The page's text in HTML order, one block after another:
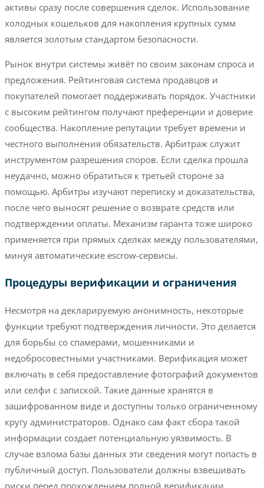
активы сразу после совершения сделок. Использование
холодных кошельков для накопления крупных сумм
является золотым стандартом безопасности.
Рынок внутри системы живёт по своим законам спроса и
предложения. Рейтинговая система продавцов и
покупателей помогает поддерживать порядок. Участники
с высоким рейтингом получают преференции и доверие
сообщества. Накопление репутации требует времени и
честного выполнения обязательств. Арбитраж служит
инструментом разрешения споров. Если сделка прошла
неудачно, можно обратиться к третьей стороне за
помощью. Арбитры изучают переписку и доказательства,
после чего выносят решение о возврате средств или
подтверждении оплаты. Механизм гаранта тоже широко
применяется при прямых сделках между пользователями,
минуя автоматические escrow-сервисы.
Процедуры верификации и ограничения
Несмотря на декларируемую анонимность, некоторые
функции требуют подтверждения личности. Это делается
для борьбы со спамерами, мошенниками и
недобросовестными участниками. Верификация может
включать в себя предоставление фотографий документов
или селфи с запиской. Такие данные хранятся в
зашифрованном виде и доступны только ограниченному
кругу администраторов. Однако сам факт сбора такой
информации создает потенциальную уязвимость. В
случае взлома базы данных эти сведения могут попасть в
публичный доступ. Пользователи должны взвешивать
риски перед прохождением полной верификации.